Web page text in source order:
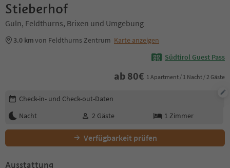
Stieberhof
Guln, Feldthurns, Brixen und Umgebung
3.0 kmvon Feldthurns Zentrum Karte anzeigen
Südtirol Guest Pass
ab 80€ 1 Apartment / 1 Nacht / 2 Gäste
Buchungsdetails bearbeiten
Check-in- und Check-out-Daten
Nacht
2 Gäste 1 Zimmer
Verfügbarkeit prüfen
Ausstattung